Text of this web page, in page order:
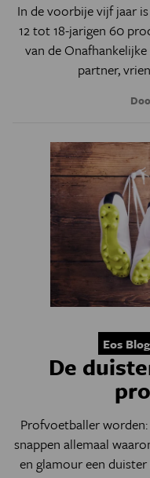
In de voorbije vijf jaar
12 tot 18-jarigen 60
van de
partner,
Eos
De
Profvoetballer
snappen allemaal
en glamour een